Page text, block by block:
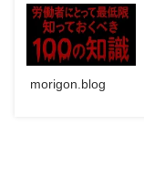
morigon.blog